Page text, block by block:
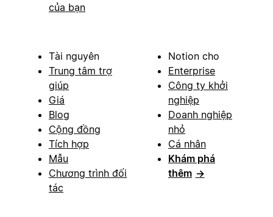
của bạn
Tài nguyên
Trung tâm trợ
giúp
Giá
Blog
Cộng đồng
Tích hợp
Mẫu
Chương trình đối
tác
Notion cho
Enterprise
Công ty khởi
nghiệp
Doanh nghiệp
nhỏ
Cá nhân
Khám phá
thêm →